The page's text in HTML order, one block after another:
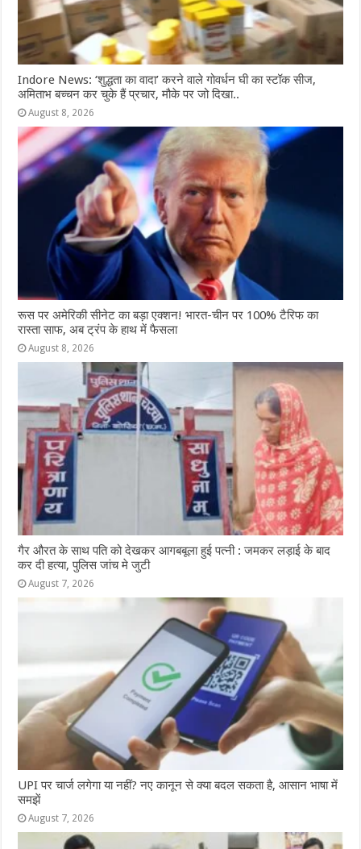
Indore News: ‘शुद्धता का वादा’ करने वाले गोवर्धन घी का स्टॉक सीज,
अमिताभ बच्चन कर चुके हैं प्रचार, मौके पर जो दिखा..
August 8, 2026
रूस पर अमेरिकी सीनेट का बड़ा एक्शन! भारत-चीन पर 100% टैरिफ का
रास्ता साफ, अब ट्रंप के हाथ में फैसला
August 8, 2026
गैर औरत के साथ पति को देखकर आगबबूला हुई पत्नी : जमकर लड़ाई के बाद
कर दी हत्या, पुलिस जांच मे जुटी
August 7, 2026
UPI पर चार्ज लगेगा या नहीं? नए कानून से क्या बदल सकता है, आसान भाषा में
समझें
August 7, 2026